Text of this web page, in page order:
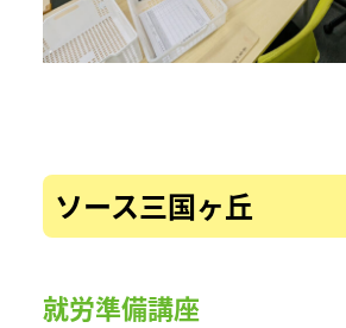
ソース三国ヶ丘
就労準備講座